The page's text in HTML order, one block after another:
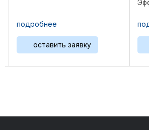
Эффективность 99% Вес 4 ...
подробнее
оставить заявку